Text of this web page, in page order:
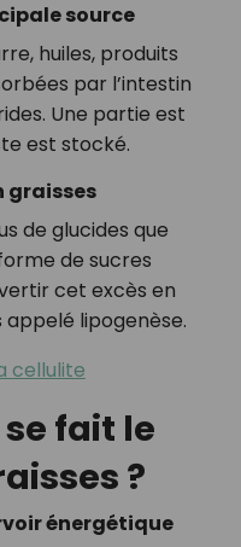
source
huiles, produits
par l’intestin
Une partie est
est stocké.
graisses
de glucides que
de sucres
cet excès en
lipogenèse.
cellulite
fait le
?
énergétique